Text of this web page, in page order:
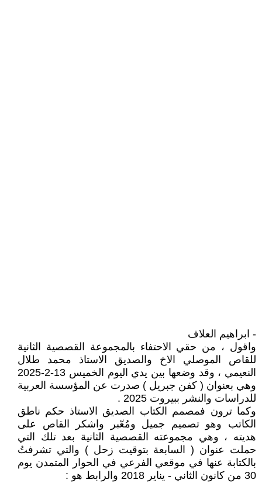
- ابراهيم العلاف
واقول ، من حقي الاحتفاء بالمجموعة القصصية الثانية
للقاص الموصلي الاخ والصديق الاستاذ محمد طلال
النعيمي ، وقد وضعها بين يدي اليوم الخميس 13-2-2025
وهي بعنوان ( كفن جبريل ) صدرت عن المؤسسة العربية
للدراسات والنشر ببيروت 2025 .
وكما ترون فمصمم الكتاب الصديق الاستاذ حكم ناطق
الكاتب وهو تصميم جميل ومُعّبر واشكر القاص على
هديته ، وهي مجموعته القصصية الثانية بعد تلك التي
حملت عنوان ( السابعة بتوقيت زحل ) والتي تشرفتُ
بالكتابة عنها في موقعي الفرعي في الحوار المتمدن يوم
30 من كانون الثاني - يناير 2018 والرابط هو :